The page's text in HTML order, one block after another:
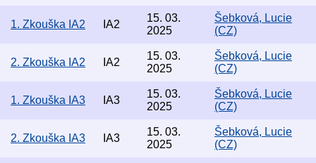
1. Zkouška IA2 IA2
15. 03.
2025
Šebková, Lucie
(CZ)
2. Zkouška IA2 IA2
15. 03.
2025
Šebková, Lucie
(CZ)
1. Zkouška IA3 IA3
15. 03.
2025
Šebková, Lucie
(CZ)
2. Zkouška IA3 IA3
15. 03.
2025
Šebková, Lucie
(CZ)